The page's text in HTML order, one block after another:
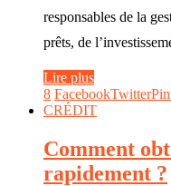
responsables de la
prêts, de
Lire plus
8 FacebookTwitter
CRÉDIT
Comment
rapidement ?